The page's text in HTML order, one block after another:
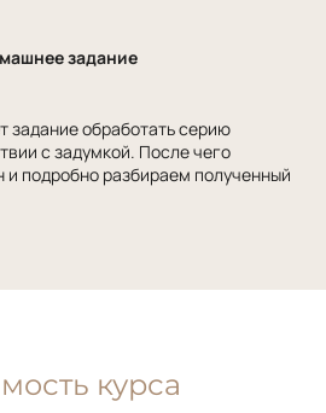
задание
задание обработать серию
с задумкой. После чего
подробно разбираем полученный
курса